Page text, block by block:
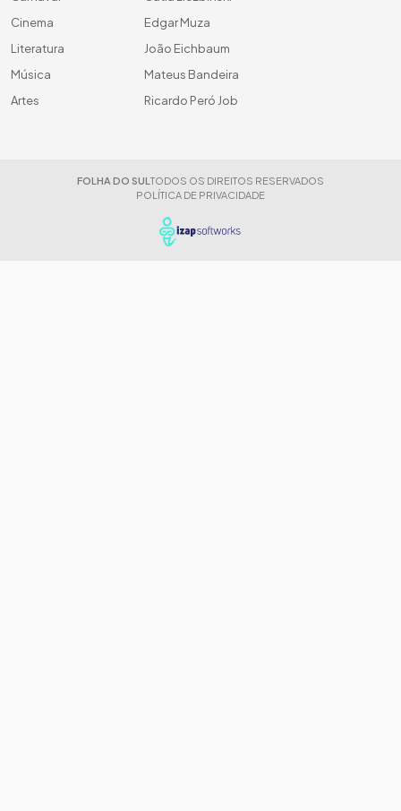
Cinema
Literatura
Música
Artes
Edgar Muza
João Eichbaum
Mateus Bandeira
Ricardo Peró Job
FOLHA DO SUL TODOS OS DIREITOS RESERVADOS
POLÍTICA DE PRIVACIDADE